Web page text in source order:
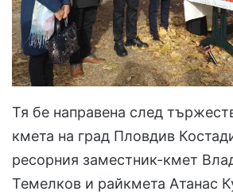
Тя бе направена след
кмета на град Пловдив
ресорния заместник-кмет
Темелков и райкмета Атанас